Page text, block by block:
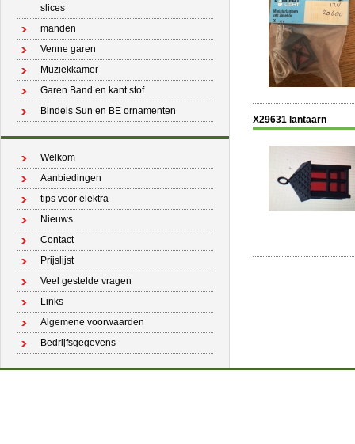
slices
manden
Venne garen
Muziekkamer
Garen Band en kant stof
Bindels Sun en BE ornamenten
Welkom
Aanbiedingen
tips voor elektra
Nieuws
Contact
Prijslijst
Veel gestelde vragen
Links
Algemene voorwaarden
Bedrijfsgegevens
X29631 lantaarn